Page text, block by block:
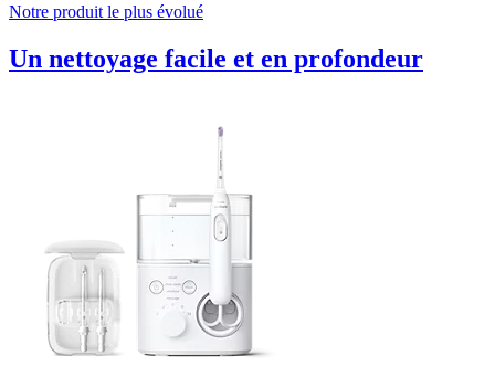
Notre produit le plus évolué
Un nettoyage facile et en profondeur